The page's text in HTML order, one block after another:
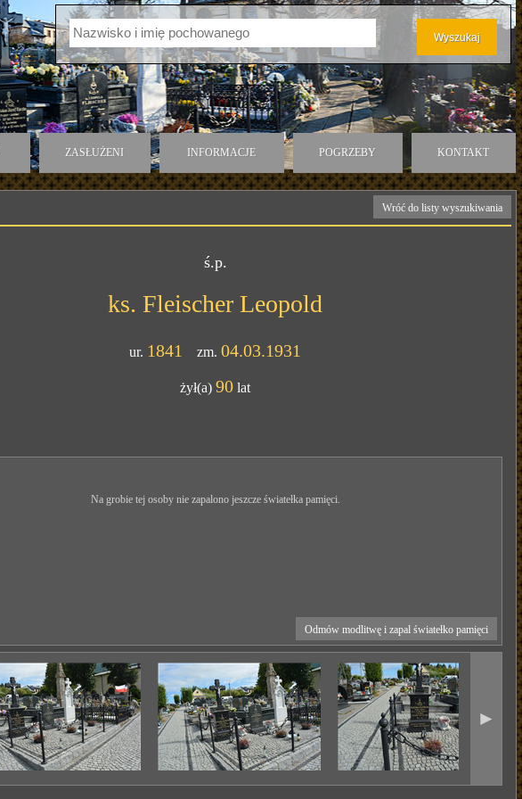
ZASŁUŻENI INFORMACJE POGRZEBY KONTAKT
Wróć do listy wyszukiwania
ś.p.
ks. Fleischer Leopold
ur. 1841 zm.04.03.1931
żył(a)90 lat
Na grobie tej osoby nie zapalono jeszcze światełka pamięci.
Odmów modlitwę i zapal światełko pamięci
►